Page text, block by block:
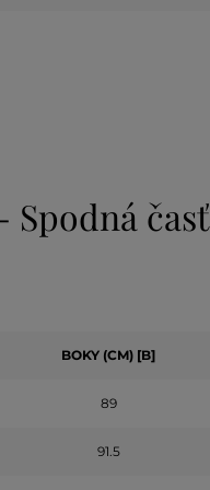
Spodná časť
BOKY (CM) [B]
89
91.5